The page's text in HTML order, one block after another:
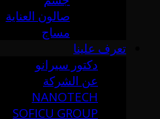
صالون العناية
مساج
تعرف علينا
دكتور سيرانو
عن الشركة
NANOTECH
SOFICU GROUP